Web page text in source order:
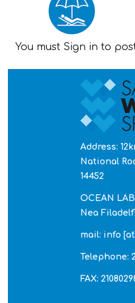
You must Sign in to
Address:
National
14452
OCEAN
Nea
mail: info
Telephone:
FAX: